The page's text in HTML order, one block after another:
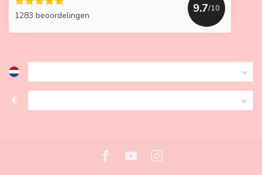
1283 beoordelingen
9.7/10
€